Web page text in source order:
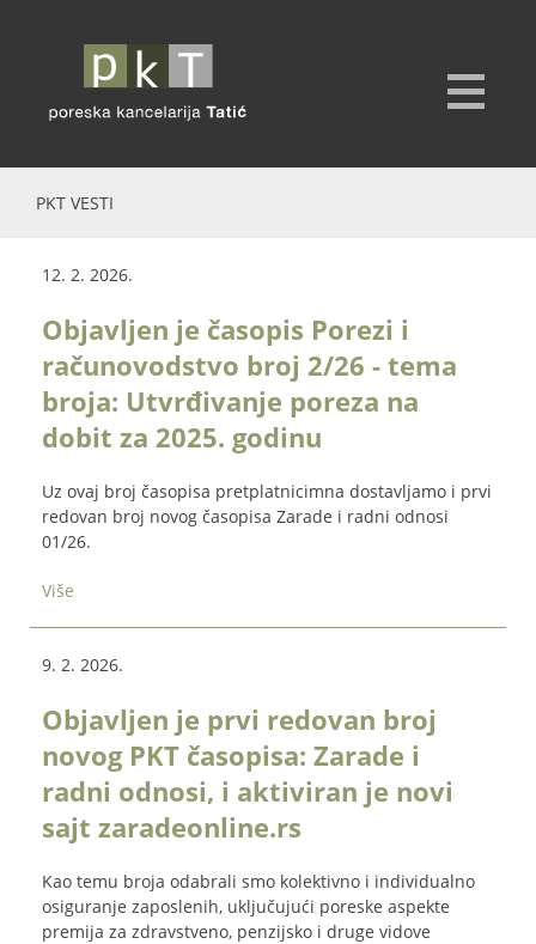
PKT VESTI
12. 2. 2026.
Objavljen je časopis Porezi i
računovodstvo broj 2/26 - tema
broja: Utvrđivanje poreza na
dobit za 2025. godinu
Uz ovaj broj časopisa pretplatnicimna dostavljamo i prvi
redovan broj novog časopisa Zarade i radni odnosi
01/26.
Više
9. 2. 2026.
Objavljen je prvi redovan broj
novog PKT časopisa: Zarade i
radni odnosi, i aktiviran je novi
sajt zaradeonline.rs
Kao temu broja odabrali smo kolektivno i individualno
osiguranje zaposlenih, uključujući poreske aspekte
premija za zdravstveno, penzijsko i druge vidove